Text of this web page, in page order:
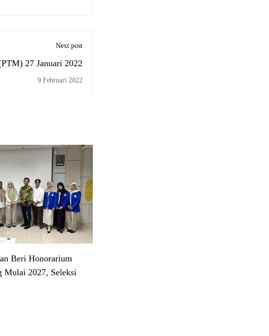
Next post
27 Januari 2022
9 Februari 2022
Beri Honorarium
Mulai 2027, Seleksi